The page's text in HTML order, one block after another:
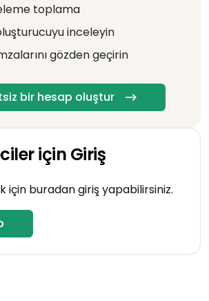
toplama
inceleyin
gözden geçirin
bir hesap oluştur
için Giriş
için buradan giriş yapabilirsiniz.